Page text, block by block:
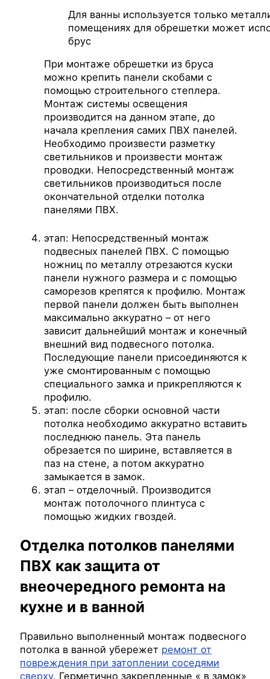
Для ванны используется только
помещениях для обрешетки может
брус
При монтаже обрешетки из бруса
можно крепить панели скобами с
помощью строительного степлера.
Монтаж системы освещения
производится на данном этапе, до
начала крепления самих ПВХ панелей.
Необходимо произвести разметку
светильников и произвести монтаж
проводки. Непосредственный монтаж
светильников производиться после
окончательной отделки потолка
панелями ПВХ.
этап: Непосредственный монтаж
подвесных панелей ПВХ. С помощью
ножниц по металлу отрезаются куски
панели нужного размера и с помощью
саморезов крепятся к профилю. Монтаж
первой панели должен быть выполнен
максимально аккуратно – от него
зависит дальнейший монтаж и конечный
внешний вид подвесного потолка.
Последующие панели присоединяются к
уже смонтированным с помощью
специального замка и прикрепляются к
профилю.
этап: после сборки основной части
потолка необходимо аккуратно вставить
последнюю панель. Эта панель
обрезается по ширине, вставляется в
паз на стене, а потом аккуратно
замыкается в замок.
этап – отделочный. Производится
монтаж потолочного плинтуса с
помощью жидких гвоздей.
Отделка потолков панелями
ПВХ как защита от
внеочередного ремонта на
кухне и в ванной
Правильно выполненный монтаж подвесного
потолка в ванной убережет ремонт от
повреждения при затоплении соседями
сверху. Герметично закрепленные « в замок»